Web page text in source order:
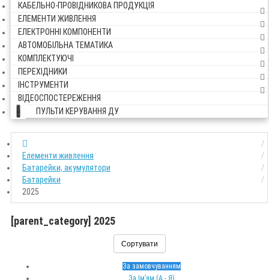
КАБЕЛЬНО-ПРОВІДНИКОВА ПРОДУКЦІЯ
ЕЛЕМЕНТИ ЖИВЛЕННЯ
ЕЛЕКТРОННІ КОМПОНЕНТИ
АВТОМОБІЛЬНА ТЕМАТИКА
КОМПЛЕКТУЮЧІ
ПЕРЕХІДНИКИ
ІНСТРУМЕНТИ
ВІДЕОСПОСТЕРЕЖЕННЯ
ПУЛЬТИ КЕРУВАННЯ ДУ
Елементи живлення
Батарейки, акумулятори
Батарейки
2025
[parent_category] 2025
Сортувати
За замовчуванням
За Ім’ям (A - Я)